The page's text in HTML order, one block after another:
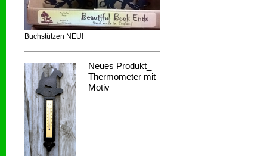
Buchstützen NEU!
Neues Produkt_
Thermometer mit
Motiv